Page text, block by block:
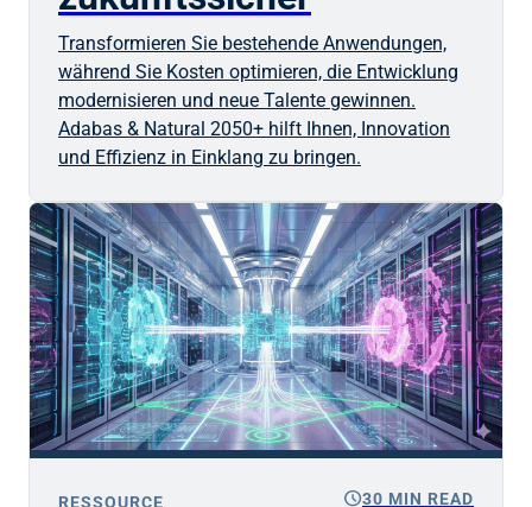
Transformieren Sie bestehende Anwendungen,
während Sie Kosten optimieren, die Entwicklung
modernisieren und neue Talente gewinnen.
Adabas & Natural 2050+ hilft Ihnen, Innovation
und Effizienz in Einklang zu bringen.
RESSOURCE schedule30 MIN READ